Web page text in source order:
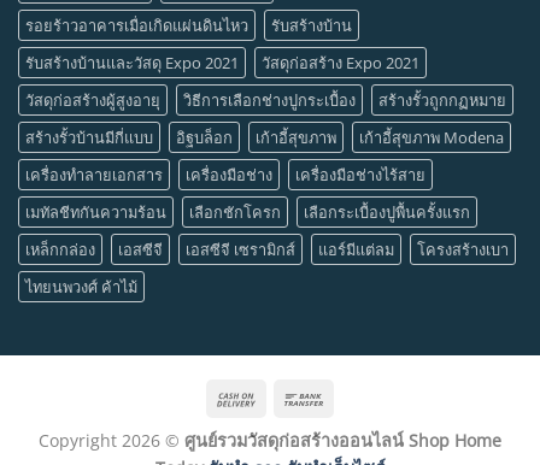
รอยร้าวอาคารเมื่อเกิดแผ่นดินไหว
รับสร้างบ้าน
รับสร้างบ้านและวัสดุ Expo 2021
วัสดุก่อสร้าง Expo 2021
วัสดุก่อสร้างผู้สูงอายุ
วิธีการเลือกช่างปูกระเบื้อง
สร้างรั้วถูกกฏหมาย
สร้างรั้วบ้านมีกี่แบบ
อิฐบล็อก เก้าอี้สุขภาพ
เก้าอี้สุขภาพ Modena
เครื่องทำลายเอกสาร
เครื่องมือช่าง
เครื่องมือช่างไร้สาย
เมทัลชีทกันความร้อน
เลือกชักโครก
เลือกระเบื้องปูพื้นครั้งแรก
เหล็กกล่อง
เอสซีจี เอสซีจี เซรามิกส์ แอร์มีแต่ลม
โครงสร้างเบา
ไทยนพวงศ์ ค้าไม้
Cash
Delivery
Copyright 2026 © ศูนย์รวมวัสดุก่อสร้างออนไลน์ Shop Home